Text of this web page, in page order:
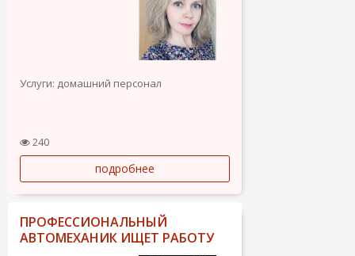
Услуги: домашний персонал
240
подробнее
ПРОФЕССИОНАЛЬНЫЙ
АВТОМЕХАНИК ИЩЕТ РАБОТУ